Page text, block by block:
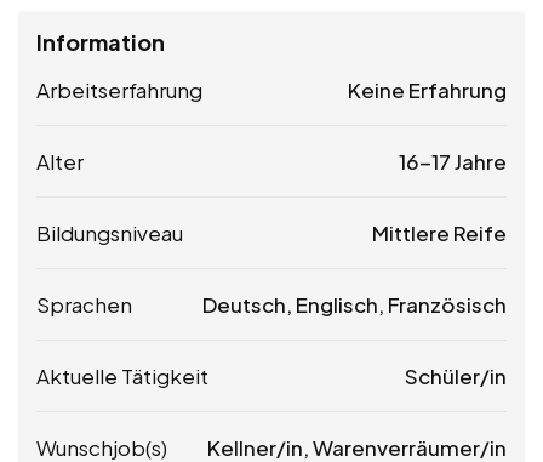
Information
Arbeitserfahrung Keine Erfahrung
Alter 16-17 Jahre
Bildungsniveau Mittlere Reife
Sprachen Deutsch, Englisch, Französisch
Aktuelle Tätigkeit Schüler/in
Wunschjob(s) Kellner/in, Warenverräumer/in